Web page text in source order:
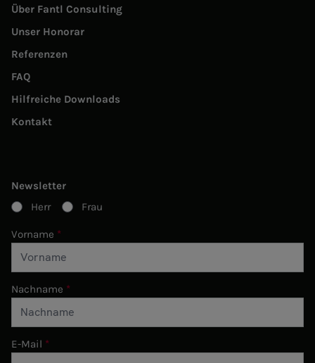
Über Fantl Consulting
Unser Honorar
Referenzen
FAQ
Hilfreiche Downloads
Kontakt
Newsletter
Herr
Frau
Vorname
Nachname
E-Mail